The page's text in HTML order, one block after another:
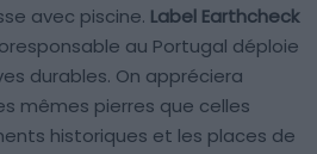
avec piscine. Label Earthcheck
au Portugal déploie
durables. On appréciera
mêmes pierres que celles
historiques et les places de